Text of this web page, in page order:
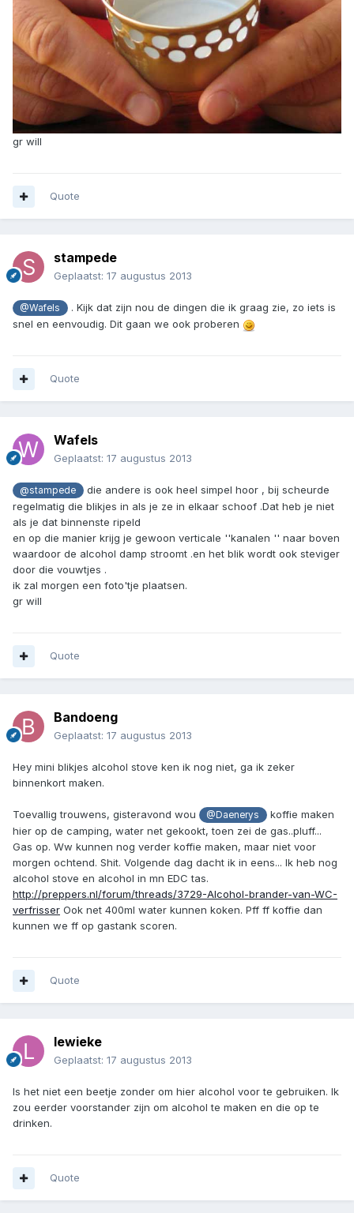
gr will
Quote
stampede
Geplaatst: 17 augustus 2013
@Wafels
. Kijk dat zijn nou de dingen die ik graag zie, zo iets is
snel en eenvoudig. Dit gaan we ook proberen
Quote
Wafels
Geplaatst: 17 augustus 2013
@stampede
die andere is ook heel simpel hoor , bij scheurde
regelmatig die blikjes in als je ze in elkaar schoof .Dat heb je niet
als je dat binnenste ripeld
en op die manier krijg je gewoon verticale ''kanalen '' naar boven
waardoor de alcohol damp stroomt .en het blik wordt ook steviger
door die vouwtjes .
ik zal morgen een foto'tje plaatsen.
gr will
Quote
Bandoeng
Geplaatst: 17 augustus 2013
Hey mini blikjes alcohol stove ken ik nog niet, ga ik zeker
binnenkort maken.
Toevallig trouwens, gisteravond wou @Daenerys
koffie maken
hier op de camping, water net gekookt, toen zei de gas..pluff...
Gas op. Ww kunnen nog verder koffie maken, maar niet voor
morgen ochtend. Shit. Volgende dag dacht ik in eens... Ik heb nog
alcohol stove en alcohol in mn EDC tas.
http://preppers.nl/forum/threads/3729-Alcohol-brander-van-WC-
verfrisser Ook net 400ml water kunnen koken. Pff ff koffie dan
kunnen we ff op gastank scoren.
Quote
lewieke
Geplaatst: 17 augustus 2013
Is het niet een beetje zonder om hier alcohol voor te gebruiken. Ik
zou eerder voorstander zijn om alcohol te maken en die op te
drinken.
Quote